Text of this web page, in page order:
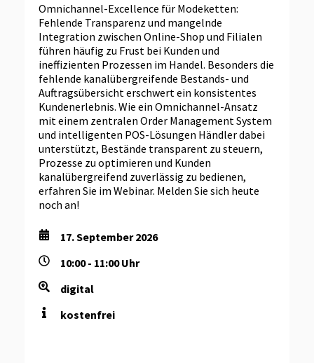
Omnichannel-Excellence für Modeketten:
Fehlende Transparenz und mangelnde
Integration zwischen Online-Shop und Filialen
führen häufig zu Frust bei Kunden und
ineffizienten Prozessen im Handel. Besonders die
fehlende kanalübergreifende Bestands- und
Auftragsübersicht erschwert ein konsistentes
Kundenerlebnis. Wie ein Omnichannel-Ansatz
mit einem zentralen Order Management System
und intelligenten POS-Lösungen Händler dabei
unterstützt, Bestände transparent zu steuern,
Prozesse zu optimieren und Kunden
kanalübergreifend zuverlässig zu bedienen,
erfahren Sie im Webinar. Melden Sie sich heute
noch an!
17. September 2026
10:00 - 11:00 Uhr
digital
kostenfrei